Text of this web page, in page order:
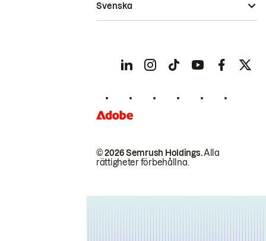
© 2026 Semrush Holdings.Alla
rättigheter förbehållna.
Svenska